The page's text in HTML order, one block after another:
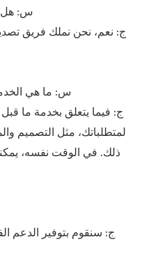
س: هل
ج: نعم، نحن نملك فريق
س: ما هي
ج: فيما يتعلق بخدمة ما قبل
لمتطلباتك، مثل التصميم
ذلك. في الوقت نفسه،
ج: سنقوم بتوفير الدعم